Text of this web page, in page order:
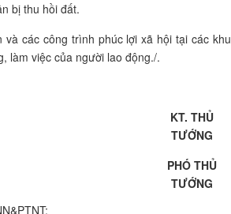
bị thu hồi đất.
các công trình phúc lợi xã hội tại các khu
làm việc của người lao động./.
KT. THỦ
TƯỚNG
PHÓ THỦ
TƯỚNG